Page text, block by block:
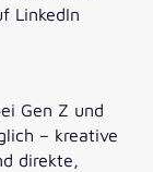
LinkedIn
Gen Z und
– kreative
direkte,